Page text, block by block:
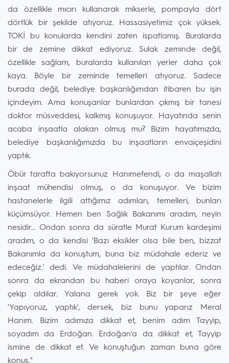
da özellikle mıcırı kullanarak mikserle, pompayla dört
dörtlük bir şekilde atıyoruz. Hassasiyetimiz çok yüksek.
TOKİ bu konularda kendini zaten ispatlamış. Buralarda
bir de zemine dikkat ediyoruz. Sulak zeminde değil,
özellikle sağlam, buralarda kullanılan yerler daha çok
kaya. Böyle bir zeminde temelleri atıyoruz. Sadece
burada değil, belediye başkanlığımdan itibaren bu işin
içindeyim. Ama konuşanlar bunlardan çıkmış bir tanesi
doktor müsveddesi, kalkmış konuşuyor. Hayatında senin
acaba inşaatla alakan olmuş mu? Bizim hayatımızda,
belediye başkanlığımızda bu inşaatların envaiçeşidini
yaptık.
Öbür tarafta bakıyorsunuz Hanımefendi, o da maşallah
inşaat mühendisi olmuş, o da konuşuyor. Ve bizim
hastanelerle ilgili attığımız adımları, temelleri, bunları
küçümsüyor. Hemen ben Sağlık Bakanımı aradım, neyin
nesidir... Ondan sonra da süratle Murat Kurum kardeşimi
aradım, o da kendisi 'Bazı eksikler olsa bile ben, bizzat
Bakanımla da konuştum, buna biz müdahale ederiz ve
edeceğiz.' dedi. Ve müdahalelerini de yaptılar. Ondan
sonra da ekrandan bu haberi oraya koyanlar, sonra
çekip aldılar. Yalana gerek yok. Biz bir şeye eğer
'Yapıyoruz, yaptık', dersek, biz bunu yaparız Meral
Hanım. Bizim adımıza dikkat et, benim adım Tayyip,
soyadım da Erdoğan. Erdoğan'a da dikkat et, Tayyip
ismine de dikkat et. Ve konuştuğun zaman buna göre
konuş."